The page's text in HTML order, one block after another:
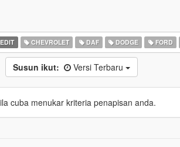
CHEVROLET DAF DODGE FORD
Susun ikut: Versi Terbaru
cuba menukar kriteria penapisan anda.